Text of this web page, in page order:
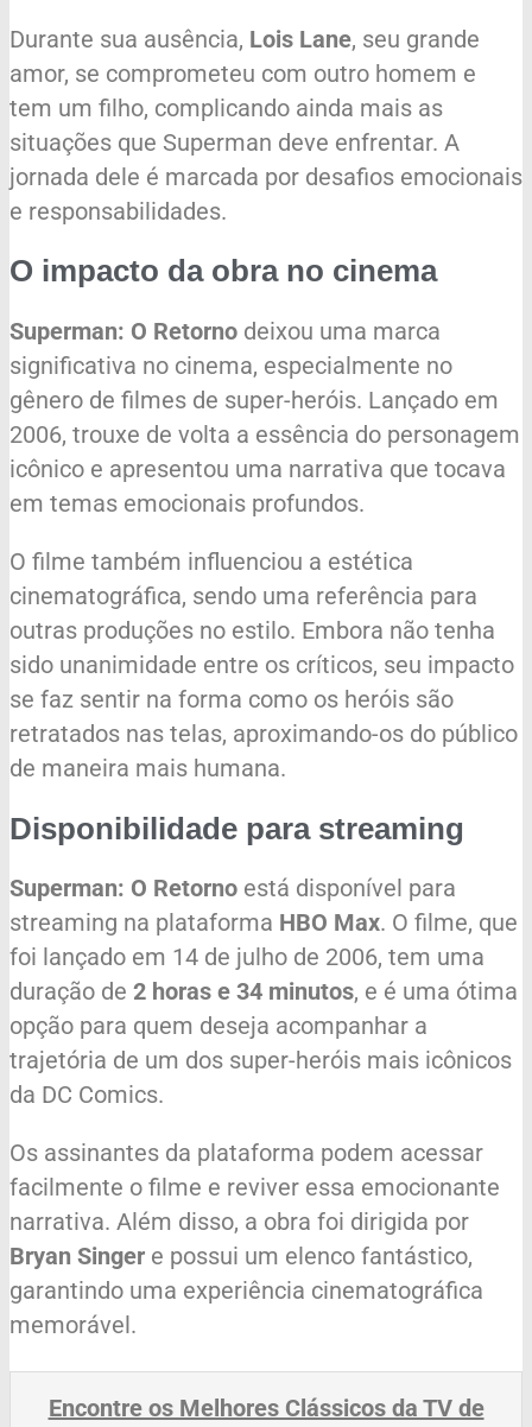
Durante sua ausência, Lois Lane, seu grande
amor, se comprometeu com outro homem e
tem um filho, complicando ainda mais as
situações que Superman deve enfrentar. A
jornada dele é marcada por desafios emocionais
e responsabilidades.
O impacto da obra no cinema
Superman: O Retorno deixou uma marca
significativa no cinema, especialmente no
gênero de filmes de super-heróis. Lançado em
2006, trouxe de volta a essência do personagem
icônico e apresentou uma narrativa que tocava
em temas emocionais profundos.
O filme também influenciou a estética
cinematográfica, sendo uma referência para
outras produções no estilo. Embora não tenha
sido unanimidade entre os críticos, seu impacto
se faz sentir na forma como os heróis são
retratados nas telas, aproximando-os do público
de maneira mais humana.
Disponibilidade para streaming
Superman: O Retorno está disponível para
streaming na plataforma HBO Max. O filme, que
foi lançado em 14 de julho de 2006, tem uma
duração de 2 horas e 34 minutos, e é uma ótima
opção para quem deseja acompanhar a
trajetória de um dos super-heróis mais icônicos
da DC Comics.
Os assinantes da plataforma podem acessar
facilmente o filme e reviver essa emocionante
narrativa. Além disso, a obra foi dirigida por
Bryan Singer e possui um elenco fantástico,
garantindo uma experiência cinematográfica
memorável.
Encontre os Melhores Clássicos da TV de